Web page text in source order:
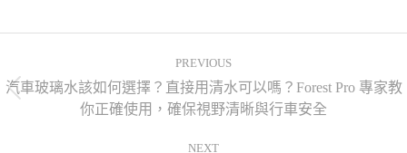
PREVIOUS
汽車玻璃水該如何選擇？直接用清水可以嗎？Forest Pro 專家教
你正確使用，確保視野清晰與行車安全
NEXT